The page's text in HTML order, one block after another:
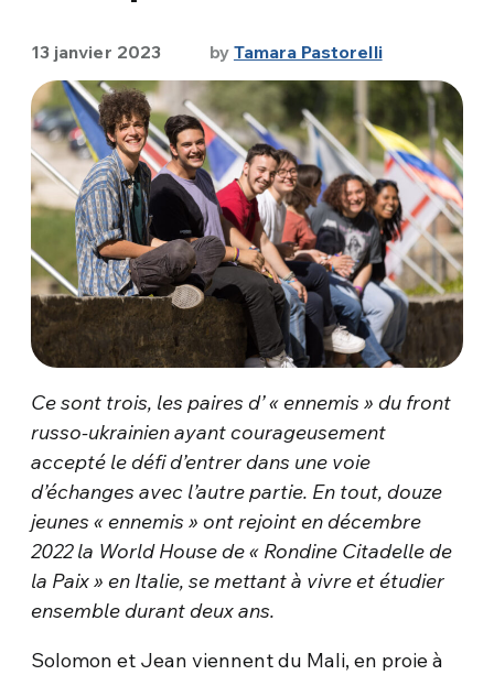
13 janvier 2023 by Tamara Pastorelli
Ce sont trois, les paires d’ « ennemis » du front
russo-ukrainienayant courageusement
accepté le défi d’entrer dans une voie
d’échanges avec l’autre partie. En tout, douze
jeunes « ennemis » ont rejoint endécembre
2022 la World House de « Rondine Citadelle de
la Paix » en Italie, se mettant à vivre et étudier
ensemble durant deux ans.
Solomon et Jean viennent du Mali, en proie à